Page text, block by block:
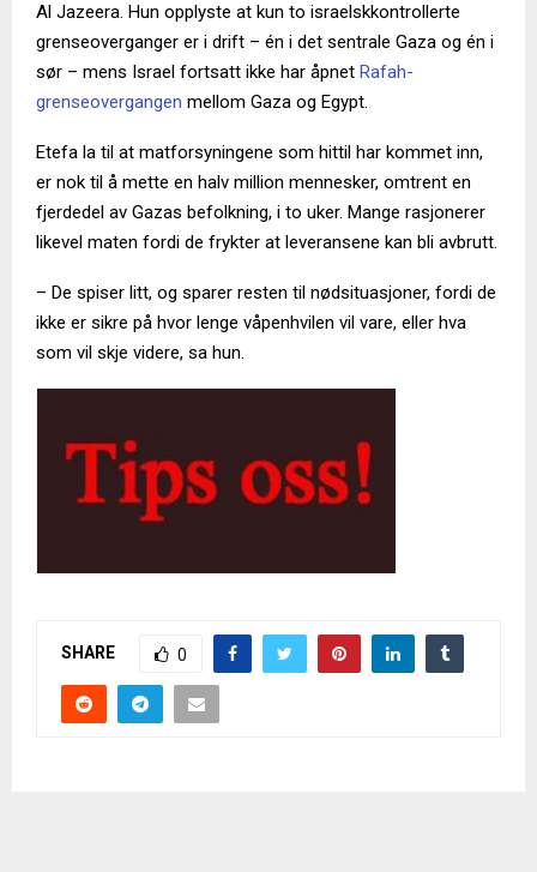
Al Jazeera. Hun opplyste at kun to israelskkontrollerte
grenseoverganger er i drift – én i det sentrale Gaza og én i
sør – mens Israel fortsatt ikke har åpnet Rafah-
grenseovergangen mellom Gaza og Egypt.
Etefa la til at matforsyningene som hittil har kommet inn,
er nok til å mette en halv million mennesker, omtrent en
fjerdedel av Gazas befolkning, i to uker. Mange rasjonerer
likevel maten fordi de frykter at leveransene kan bli avbrutt.
– De spiser litt, og sparer resten til nødsituasjoner, fordi de
ikke er sikre på hvor lenge våpenhvilen vil vare, eller hva
som vil skje videre, sa hun.
SHARE 0